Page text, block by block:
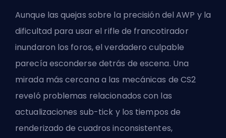
Aunque las quejas sobre la precisión del AWP y la
dificultad para usar el rifle de francotirador
inundaron los foros, el verdadero culpable
parecía esconderse detrás de escena. Una
mirada más cercana a las mecánicas de CS2
reveló problemas relacionados con las
actualizaciones sub-tick y los tiempos de
renderizado de cuadros inconsistentes,